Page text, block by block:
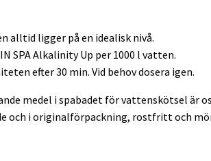
alltid ligger på en idealisk nivå.
SPA Alkalinity Up per 1000 l vatten.
efter 30 min. Vid behov dosera igen.
medel i spabadet för vattenskötsel är
och i originalförpackning, rostfritt och